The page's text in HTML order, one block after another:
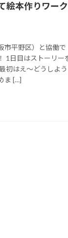
絵本作りワー
市平野区）と協働で
1日目はストーリー
初はえ〜どうしよ
ま […]